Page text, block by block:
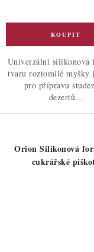
Univerzální silikonová
tvaru roztomilé myšky
pro přípravu
dezertů...
Orion Silikonová
cukrářské